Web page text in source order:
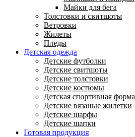
Майки для бега
Толстовки и свитшоты
Ветровки
Жилеты
Пледы
Детская одежда
Детские футболки
Детские свитшоты
Детские толстовки
Детские костюмы
Детская спортивная форма
Детские вязаные жилетки
Детские шарфы
Детские шапки
Готовая продукция